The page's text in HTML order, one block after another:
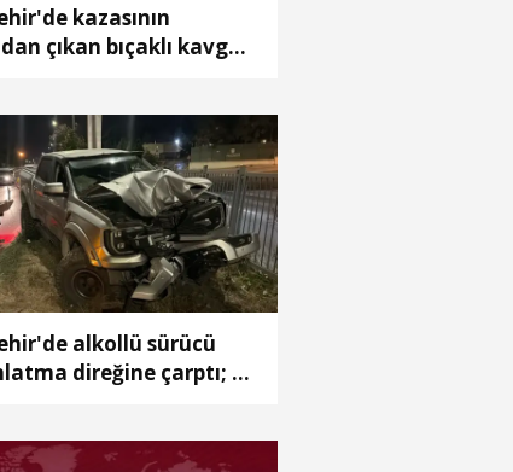
kazasının
çıkan bıçaklı kavga
alkollü sürücü
direğine çarptı; 1